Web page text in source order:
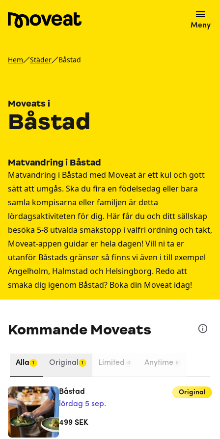
Meny
Hem Städer Båstad
Moveats i
Båstad
Matvandring i Båstad
Matvandring i Båstad med Moveat är ett kul och gott
sätt att umgås. Ska du fira en födelsedag eller bara
samla kompisarna eller familjen är detta
lördagsaktiviteten för dig. Här får du och ditt sällskap
besöka 5-8 utvalda smakstopp i valfri ordning och takt,
Moveat-appen guidar er hela dagen! Vill ni ta er
utanför Båstads gränser så finns vi även i till exempel
Ängelholm, Halmstad och Helsingborg. Redo att
smaka dig igenom Båstad? Boka din Moveat idag!
Kommande Moveats
Alla 1 Original 1 Limited 0 Anytime 0
Båstad
lördag 5 sep.
Original
499 SEK